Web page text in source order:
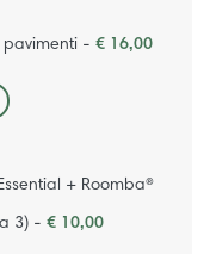
pavimenti - € 16,00
+ Roomba®
3) - € 10,00